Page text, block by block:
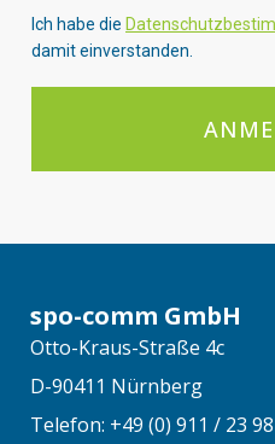
Ich habe die
damit einverstanden.
spo-comm GmbH
Otto-Kraus-Straße 4c
D-90411 Nürnberg
Telefon: +49 (0) 911 / 23